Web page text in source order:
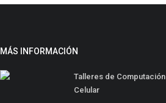
MÁS INFORMACIÓN
Talleres de
Celular